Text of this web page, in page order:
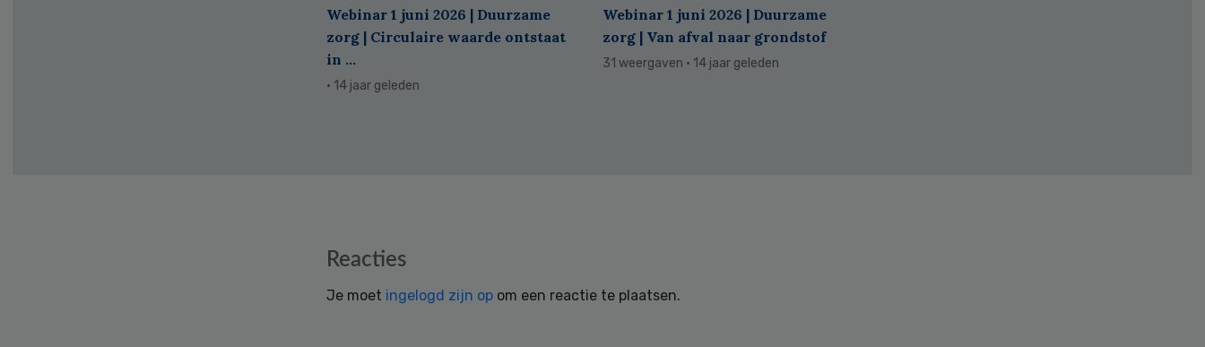
Webinar 1 juni 2026 | Duurzame
zorg | Circulaire waarde ontstaat
in ...
· 14 jaar geleden
Webinar 1 juni 2026 | Duurzame
zorg | Van afval naar grondstof
31 weergaven · 14 jaar geleden
Reacties
Je moet ingelogd zijn op om een reactie te plaatsen.